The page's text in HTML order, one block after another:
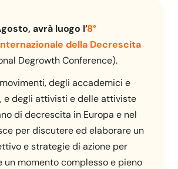
avrà luogo l’8°
della Decrescita
Degrowth Conference).
degli accademici e
e degli attivisti e delle attiviste
di decrescita in Europa e nel
per discutere ed elaborare un
e strategie di azione per
un momento complesso e pieno